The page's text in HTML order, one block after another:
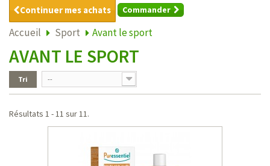
Continuer mes achats Commander
Accueil Sport Avant le sport
AVANT LE SPORT
Tri --
Résultats 1 - 11 sur 11.